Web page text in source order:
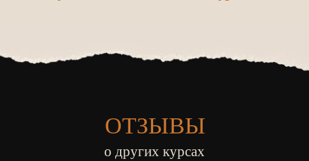
о других курсах
ОТЗЫВЫ